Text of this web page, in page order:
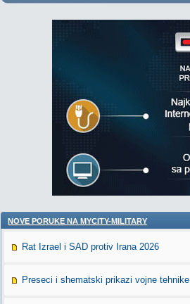
NOVE PORUKE NA MYCITY-MILITARY
Rat Izrael i SAD protiv Irana 2026
Preseci i shematski prikazi vojne tehnike